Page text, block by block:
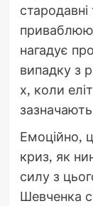
нагадує
випадку з
х, коли
Емоційно,
криз, як
силу з
Шевченка